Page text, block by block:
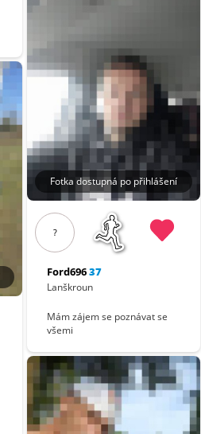
Fotka dostupná po přihlášení
?
Ford69637
Lanškroun
Mám zájem se poznávat se
všemi